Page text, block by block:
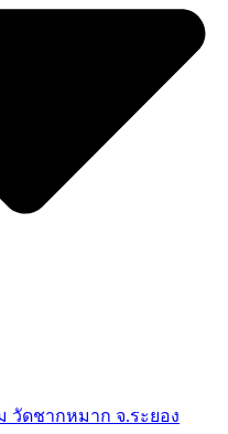
วัดชากหมาก จ.ระยอง